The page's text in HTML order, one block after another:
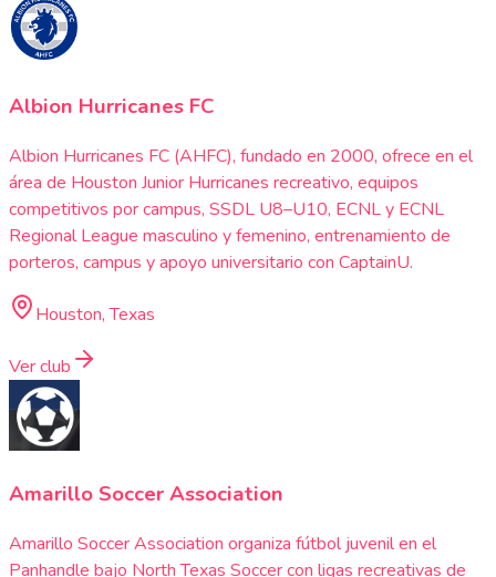
Albion Hurricanes FC
Albion Hurricanes FC (AHFC), fundado en 2000, ofrece en el
área de Houston Junior Hurricanes recreativo, equipos
competitivos por campus, SSDL U8–U10, ECNL y ECNL
Regional League masculino y femenino, entrenamiento de
porteros, campus y apoyo universitario con CaptainU.
Houston, Texas
Ver club
Amarillo Soccer Association
Amarillo Soccer Association organiza fútbol juvenil en el
Panhandle bajo North Texas Soccer con ligas recreativas de